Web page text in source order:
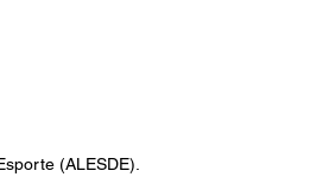
(ALESDE).